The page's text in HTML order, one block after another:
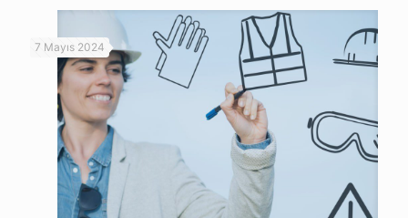
7 Mayıs 2024